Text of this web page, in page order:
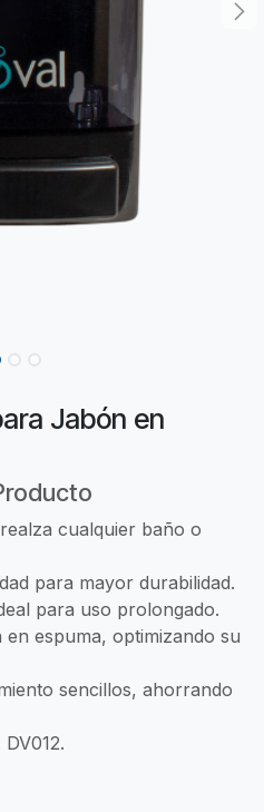
Jabón en
cualquier baño o
para mayor durabilidad.
para uso prolongado.
espuma, optimizando su
sencillos, ahorrando